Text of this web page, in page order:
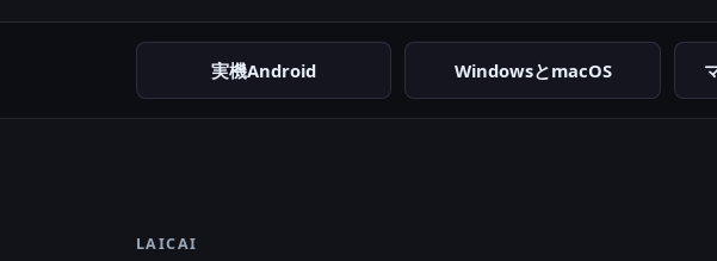
実機Android WindowsとmacOS
LAICAI